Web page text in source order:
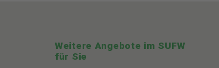
Weitere Angebote im SUFW
für Sie